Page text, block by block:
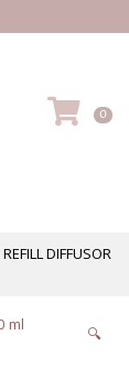
0
DIFFUSOR
🔍